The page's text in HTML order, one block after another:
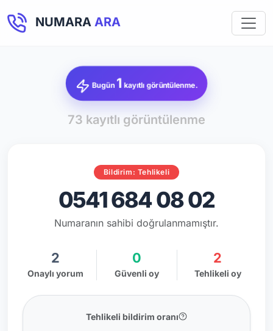
NUMARA ARA
Bugün 1 kayıtlı görüntülenme.
73 kayıtlı görüntülenme
Bildirim: Tehlikeli
0541 684 08 02
Numaranın sahibi doğrulanmamıştır.
2
Onaylı yorum
0
Güvenli oy
2
Tehlikeli oy
Tehlikeli bildirim oranı